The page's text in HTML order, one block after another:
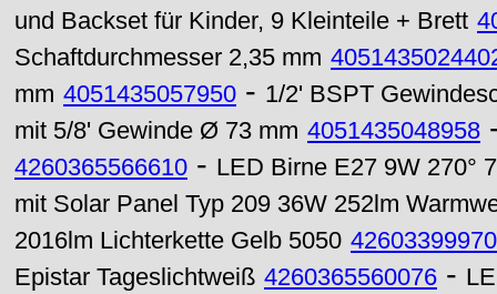
und Backset für Kinder, 9 Kleinteile + Brett
Schaftdurchmesser 2,35 mm
mm 4051435057950 - 1/2' BSPT
mit 5/8' Gewinde Ø 73 mm 4051435048958
4260365566610 - LED Birne E27 9W 270°
mit Solar Panel Typ 209 36W 252lm
2016lm Lichterkette Gelb 5050
Epistar Tageslichtweiß 4260365560076 -